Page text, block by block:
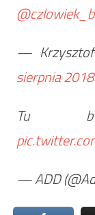
— Krzysztof
sierpnia 2018
Tu
— ADD